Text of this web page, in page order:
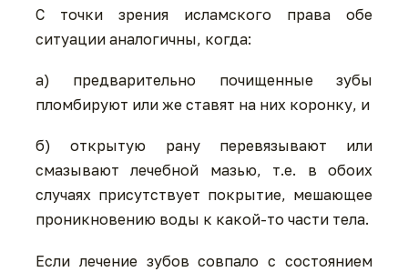
С точки зрения исламского права обе
ситуации аналогичны, когда:
а) предварительно почищенные зубы
пломбируют или же ставят на них коронку, и
б) открытую рану перевязывают или
смазывают лечебной мазью, т.е. в обоих
случаях присутствует покрытие, мешающее
проникновению воды к какой-то части тела.
Если лечение зубов совпало с состоянием